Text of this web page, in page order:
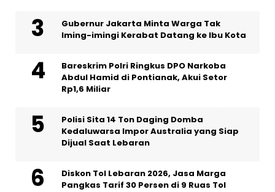
Gubernur Jakarta Minta Warga Tak
Iming-imingi Kerabat Datang ke Ibu Kota
Bareskrim Polri Ringkus DPO Narkoba
Abdul Hamid di Pontianak, Akui Setor
Rp1,6 Miliar
Polisi Sita 14 Ton Daging Domba
Kedaluwarsa Impor Australia yang Siap
Dijual Saat Lebaran
Diskon Tol Lebaran 2026, Jasa Marga
Pangkas Tarif 30 Persen di 9 Ruas Tol